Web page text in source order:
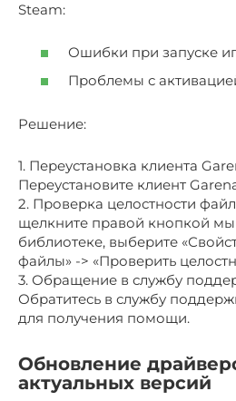
Steam:
Ошибки при запуске
Проблемы с
Решение:
1. Переустановка клиента
Переустановите клиент
2. Проверка целостности
щелкните правой кнопкой
библиотеке, выберите
файлы» -> «Проверить
3. Обращение в службу
Обратитесь в службу
для получения помощи.
Обновление
актуальных версий